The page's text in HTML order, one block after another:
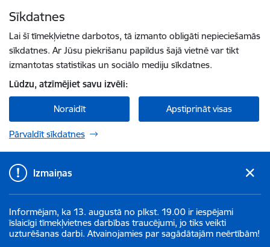
Sīkdatnes
Lai šī tīmekļvietne darbotos, tā izmanto obligāti nepieciešamās
sīkdatnes. Ar Jūsu piekrišanu papildus šajā vietnē var tikt
izmantotas statistikas un sociālo mediju sīkdatnes.
Lūdzu, atzīmējiet savu izvēli:
Noraidīt Apstiprināt visas
Pārvaldīt sīkdatnes
Izmaiņas
Informējam, ka 13. augustā no plkst. 19.00 ir iespējami
īslaicīgi tīmekļvietnes darbības traucējumi, jo tiks veikti
uzturēšanas darbi. Atvainojamies par sagādātajām neērtībām!